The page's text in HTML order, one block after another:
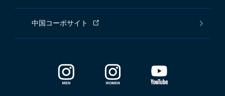
中国コーポサイト